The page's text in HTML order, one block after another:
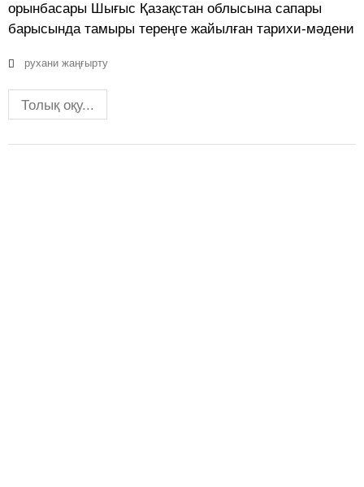
орынбасары Шығыс Қазақстан облысына сапары
барысында тамыры тереңге жайылған тарихи-мәдени
рухани жаңғырту
Толық оқу...